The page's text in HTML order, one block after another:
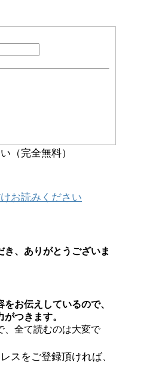
（完全無料）
お読みください
き、ありがとうございま
をお伝えしているので、
つきます。
、全て読むのは大変で
スをご登録頂ければ、